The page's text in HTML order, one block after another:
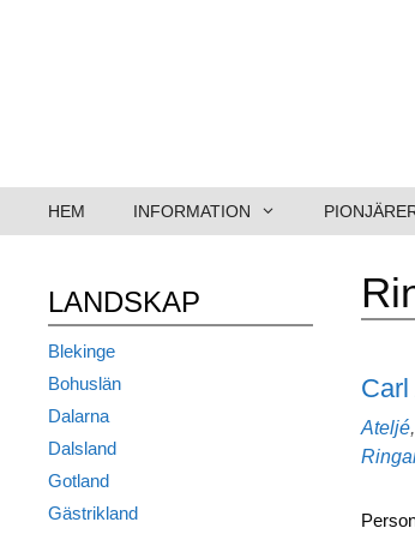
HEM INFORMATION
Carl
Ateljé,
LANDSKAP
Blekinge
Bohuslän
Dalarna
Dalsland
Gotland
Gästrikland